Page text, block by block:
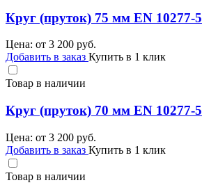
Круг (пруток) 75 мм EN 10277-5
Цена: от 3 200 руб.
Добавить в заказ Купить в 1 клик
Товар в наличии
Круг (пруток) 70 мм EN 10277-5
Цена: от 3 200 руб.
Добавить в заказ Купить в 1 клик
Товар в наличии